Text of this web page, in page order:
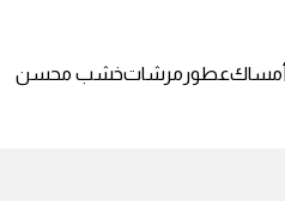
عطور مرشاتخشب محسن